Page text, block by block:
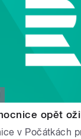
opět
v Počátkách